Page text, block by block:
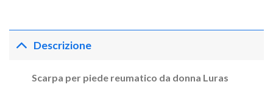
Descrizione
Scarpa per piede reumatico da donna Luras